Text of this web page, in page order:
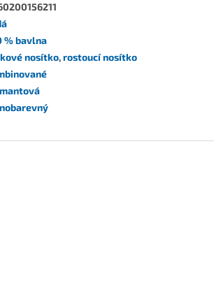
% bavlna
nosítko,rostoucí nosítko